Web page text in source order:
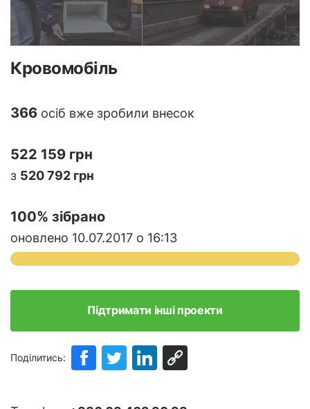
Кровомобіль
366 осіб вже зробили внесок
522 159 грн
з 520 792 грн
100% зібрано
оновлено 10.07.2017 о 16:13
Підтримати інші проекти
Поділитись: